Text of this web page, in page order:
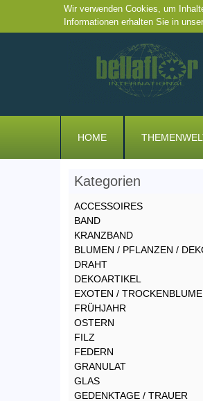
Wir verwenden Cookies, um
Informationen erhalten Sie in
HOME
Kategorien
ACCESSOIRES
BAND
KRANZBAND
BLUMEN / PFLANZEN /
DRAHT
DEKOARTIKEL
EXOTEN /
FRÜHJAHR
OSTERN
FILZ
FEDERN
GRANULAT
GLAS
GEDENKTAGE / TRAUER